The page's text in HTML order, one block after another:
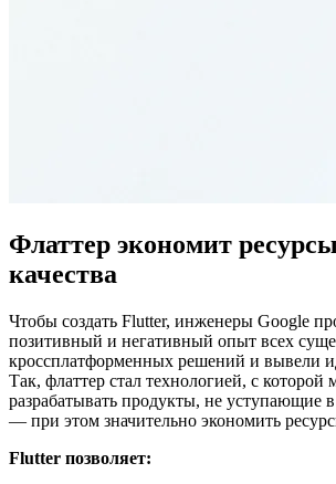
Флаттер экономит
качества
Чтобы создать Flutter, инженеры Google
позитивный и негативный опыт всех
кроссплатформенных решений и вывели
Так, флаттер стал технологией, с которой
разрабатывать продукты, не уступающие
— при этом значительно экономить
Flutter позволяет: